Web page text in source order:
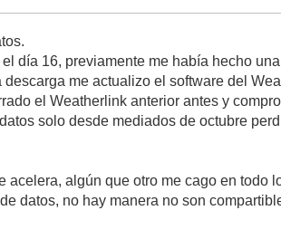
día 16, previamente me había hecho
me actualizo el software del
el Weatherlink anterior antes y
solo desde mediados de octubre
acelera, algún que otro me cago en todo
datos, no hay manera no son